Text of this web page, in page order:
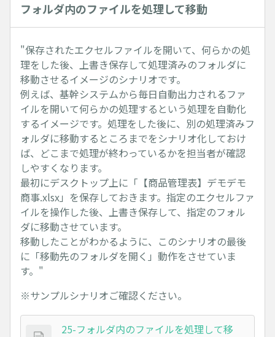
フォルダ内のファイルを処理して移動
"保存されたエクセルファイルを開いて、何らかの処
理をした後、上書き保存して処理済みのフォルダに
移動させるイメージのシナリオです。
例えば、基幹システムから毎日自動出力されるファ
イルを開いて何らかの処理するという処理を自動化
するイメージです。処理をした後に、別の処理済みフ
ォルダに移動するところまでをシナリオ化しておけ
ば、どこまで処理が終わっているかを担当者が確認
しやすくなります。
最初にデスクトップ上に「【商品管理表】デモデモ
商事.xlsx」を保存しておきます。指定のエクセルファ
イルを操作した後、上書き保存して、指定のフォル
ダに移動させています。
移動したことがわかるように、このシナリオの最後
に「移動先のフォルダを開く」動作をさせていま
す。"
※サンプルシナリオご確認ください。
25-フォルダ内のファイルを処理して移